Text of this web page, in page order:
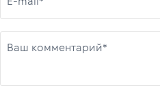
E-mail*
Ваш комментарий*